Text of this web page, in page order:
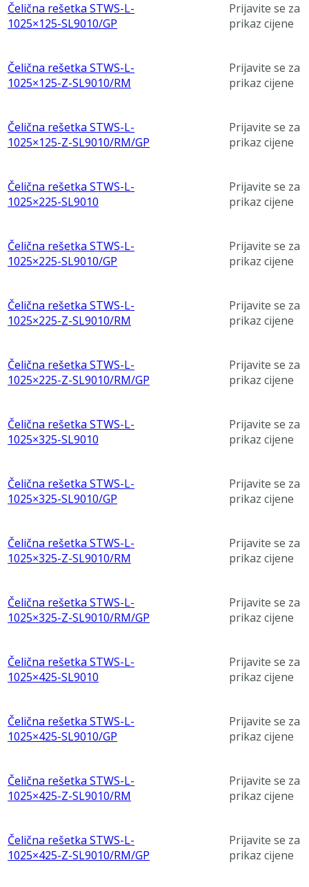
Čelična rešetka STWS-L-
1025×125-SL9010/GP
Prijavite se za
prikaz cijene
Čelična rešetka STWS-L-
1025×125-Z-SL9010/RM
Prijavite se za
prikaz cijene
Čelična rešetka STWS-L-
1025×125-Z-SL9010/RM/GP
Prijavite se za
prikaz cijene
Čelična rešetka STWS-L-
1025×225-SL9010
Prijavite se za
prikaz cijene
Čelična rešetka STWS-L-
1025×225-SL9010/GP
Prijavite se za
prikaz cijene
Čelična rešetka STWS-L-
1025×225-Z-SL9010/RM
Prijavite se za
prikaz cijene
Čelična rešetka STWS-L-
1025×225-Z-SL9010/RM/GP
Prijavite se za
prikaz cijene
Čelična rešetka STWS-L-
1025×325-SL9010
Prijavite se za
prikaz cijene
Čelična rešetka STWS-L-
1025×325-SL9010/GP
Prijavite se za
prikaz cijene
Čelična rešetka STWS-L-
1025×325-Z-SL9010/RM
Prijavite se za
prikaz cijene
Čelična rešetka STWS-L-
1025×325-Z-SL9010/RM/GP
Prijavite se za
prikaz cijene
Čelična rešetka STWS-L-
1025×425-SL9010
Prijavite se za
prikaz cijene
Čelična rešetka STWS-L-
1025×425-SL9010/GP
Prijavite se za
prikaz cijene
Čelična rešetka STWS-L-
1025×425-Z-SL9010/RM
Prijavite se za
prikaz cijene
Čelična rešetka STWS-L-
1025×425-Z-SL9010/RM/GP
Prijavite se za
prikaz cijene